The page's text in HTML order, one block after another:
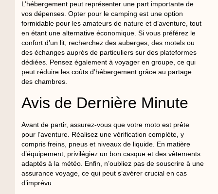
L’hébergement peut représenter une part importante de
vos dépenses. Opter pour le camping est une option
formidable pour les amateurs de nature et d’aventure, tout
en étant une alternative économique. Si vous préférez le
confort d’un lit, recherchez des auberges, des motels ou
des échanges auprès de particuliers sur des plateformes
dédiées. Pensez également à voyager en groupe, ce qui
peut réduire les coûts d’hébergement grâce au partage
des chambres.
Avis de Dernière Minute
Avant de partir, assurez-vous que votre moto est prête
pour l’aventure. Réalisez une vérification complète, y
compris freins, pneus et niveaux de liquide. En matière
d’équipement, privilégiez un bon casque et des vêtements
adaptés à la météo. Enfin, n’oubliez pas de souscrire à une
assurance voyage, ce qui peut s’avérer crucial en cas
d’imprévu.